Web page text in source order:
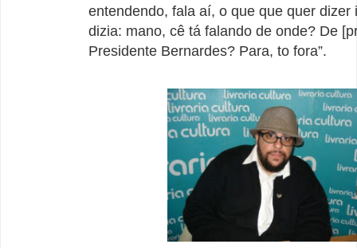
entendendo, fala aí, o que que quer dizer
dizia: mano, cê tá falando de onde? De
Presidente Bernardes? Para, to fora”.